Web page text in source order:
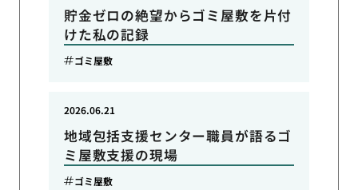
貯金ゼロの絶望からゴミ屋敷を片付
けた私の記録
ゴミ屋敷
地域包括支援センター職員が語るゴ
ミ屋敷支援の現場
2026.06.21
ゴミ屋敷